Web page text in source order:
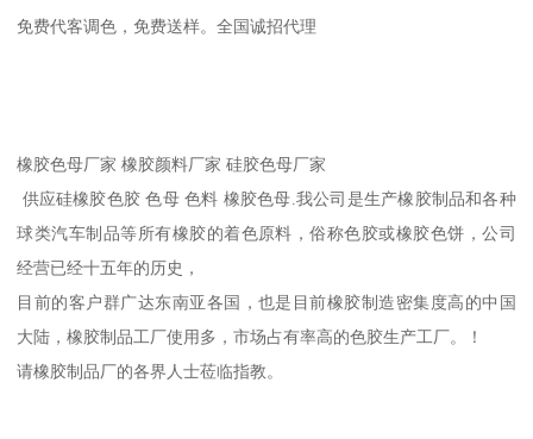
免费代客调色，免费送样。全国诚招代理
橡胶色母厂家 橡胶颜料厂家 硅胶色母厂家
供应硅橡胶色胶 色母 色料 橡胶色母.我公司是生产橡胶制品和各种
球类汽车制品等所有橡胶的着色原料，俗称色胶或橡胶色饼，公司
经营已经十五年的历史，
目前的客户群广达东南亚各国，也是目前橡胶制造密集度高的中国
大陆，橡胶制品工厂使用多，市场占有率高的色胶生产工厂。！
请橡胶制品厂的各界人士莅临指教。